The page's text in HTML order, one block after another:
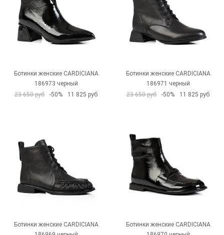
Ботинки женские CARDICIANA
186973 черный
23 650 руб
-50% 11 825 руб
Ботинки женские CARDICIANA
186971 черный
23 650 руб
-50% 11 825 руб
Ботинки женские CARDICIANA
Ботинки женские CARDICIANA